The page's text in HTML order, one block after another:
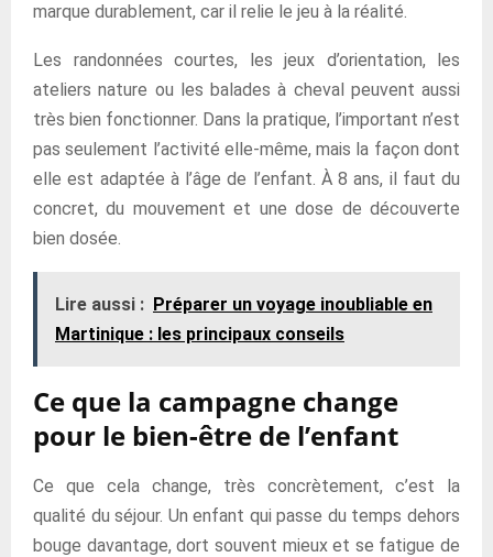
marque durablement, car il relie le jeu à la réalité.
Les randonnées courtes, les jeux d’orientation, les
ateliers nature ou les balades à cheval peuvent aussi
très bien fonctionner. Dans la pratique, l’important n’est
pas seulement l’activité elle-même, mais la façon dont
elle est adaptée à l’âge de l’enfant. À 8 ans, il faut du
concret, du mouvement et une dose de découverte
bien dosée.
Lire aussi : Préparer un voyage inoubliable en
Martinique : les principaux conseils
Ce que la campagne change
pour le bien-être de l’enfant
Ce que cela change, très concrètement, c’est la
qualité du séjour. Un enfant qui passe du temps dehors
bouge davantage, dort souvent mieux et se fatigue de